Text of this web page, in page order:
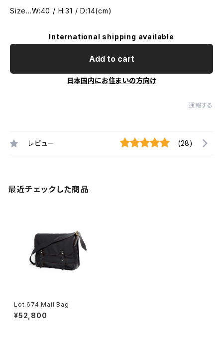
Size…W:40 / H:31 / D:14(cm)
International shipping available
Add to cart
日本国内にお住まいの方向け
通報する
レビュー (28)
最近チェックした商品
Lot.674 Mail Bag
¥52,800